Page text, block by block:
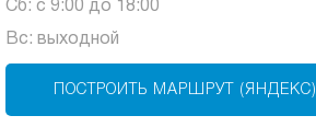
Сб: с 9:00 до 18:00
Вс: выходной
ПОСТРОИТЬ МАРШРУТ (ЯНДЕКС)